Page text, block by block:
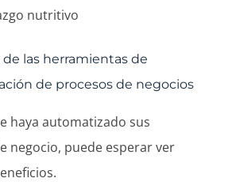
nutritivo
las herramientas de
de procesos de negocios
haya automatizado sus
negocio, puede esperar ver